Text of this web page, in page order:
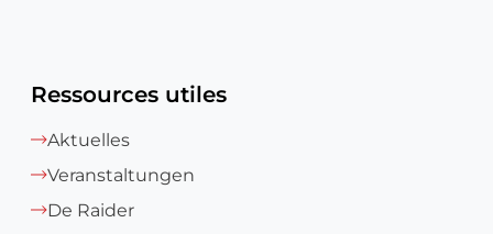
Ressources utiles
Aktuelles
Veranstaltungen
De Raider